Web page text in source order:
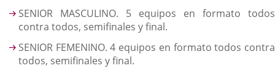
SENIOR MASCULINO. 5 equipos en formato todos
contra todos, semifinales y final.
SENIOR FEMENINO. 4 equipos en formato todos contra
todos, semifinales y final.